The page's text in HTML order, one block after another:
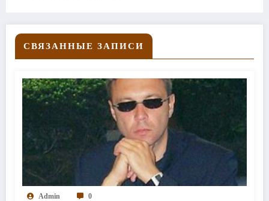
СВЯЗАННЫЕ ЗАПИСИ
Admin 0